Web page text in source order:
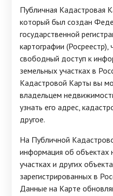
Публичная Кадастровая
который был создан
государственной
картографии
свободный доступ к
земельных участках в
Кадастровой Карты вы
владельцем
узнать его адрес,
другое.
На Публичной
информация об объектах
участках и других
зарегистрированных в
Данные на Карте